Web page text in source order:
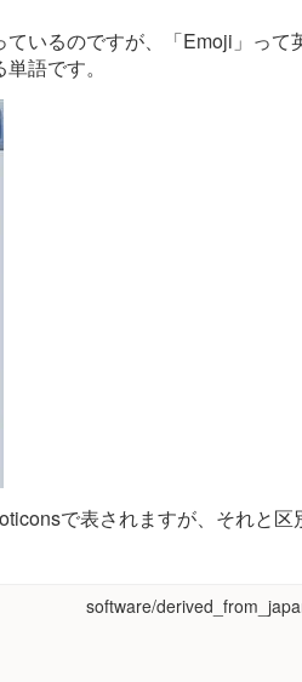
いるのですが、「Emoji」って
語です。
で表されますが、それと区
software/